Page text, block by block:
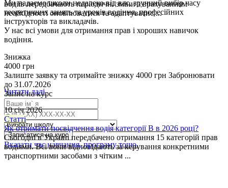
водіїв передбачають періодичні зміни з врахуванням
необхідності оновлюватися та адаптуватис ...
Читати далі
10 січ 2026
Статті
Як отримати посвідчення водія категорії В в 2026 році?
Сьогодні в Україні передбачено отримання 15 категорій прав
водіями. Всі вони відповідають за керування конкретними
транспортними засобами з чітким ...
Ми надаємо школи недалеко від вас, зручний вибір часу
теоретичних занять та уроків водіння, професійних
інструкторів та викладачів.
У нас всі умови для отримання прав і хороших навичок
водіння.
Знижка
4000 грн
Залиште заявку та отримайте знижку 4000 грн Забронювати
до 31.07.2026
Запис на курс
Записатися на курс
Вказати час навчання, програму тощо.